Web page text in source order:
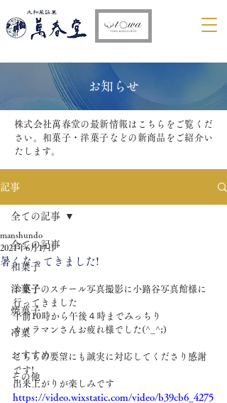
​お知らせ
株式会社萬春堂の最新情報はこちらをご覧くだ
さい。和菓子・洋菓子などの新商品をご紹介い
たします。
記事
全ての記事
和菓子
洋菓子
焼菓子
冷菓
おすすめ
その他
全ての記事
暑くなってきました!
manshundo
2021年6月17日
お菓子のスチール写真撮影に小路谷写真館様に
行ってきました
午前10時から午後４時までみっちり
カメラマンさんお疲れ様でした(^_^;)
こちらの要望にも誠実に対応してくださり感謝
です!
出来上がりが楽しみです
https://video.wixstatic.com/video/b39cb6_4275